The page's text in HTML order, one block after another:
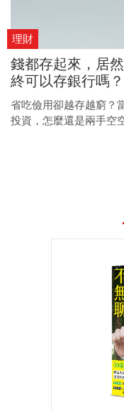
理財
錢都存起來，居
終可以存銀行嗎？
省吃儉用卻越存越窮？
投資，怎麼還是兩手空